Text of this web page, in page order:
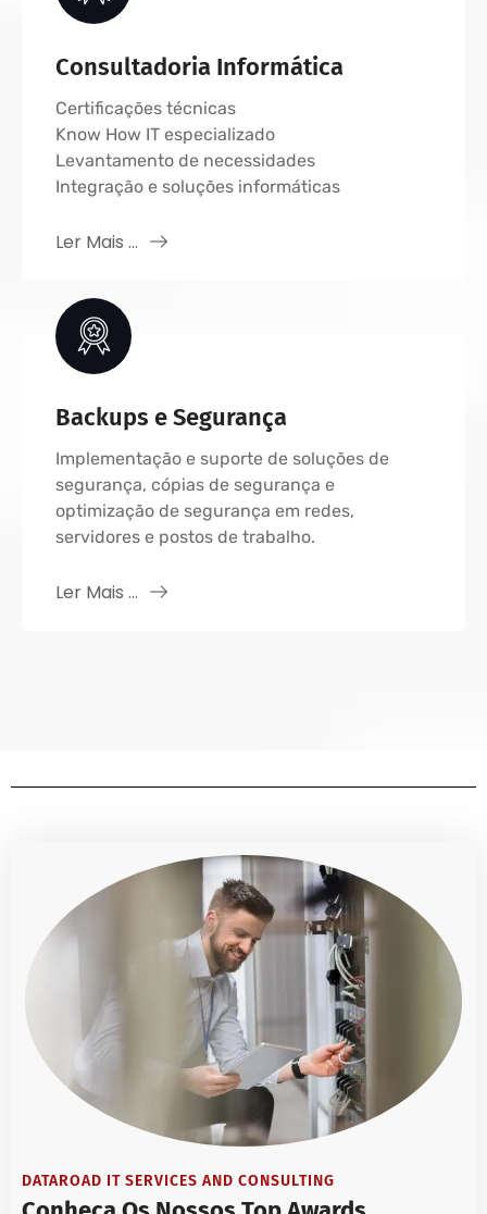
Consultadoria Informática
Certificações técnicas
Know How IT especializado
Levantamento de necessidades
Integração e soluções informáticas
Ler Mais ...
Backups e Segurança
Implementação e suporte de soluções de
segurança, cópias de segurança e
optimização de segurança em redes,
servidores e postos de trabalho.
Ler Mais ...
DATAROAD IT SERVICES AND CONSULTING